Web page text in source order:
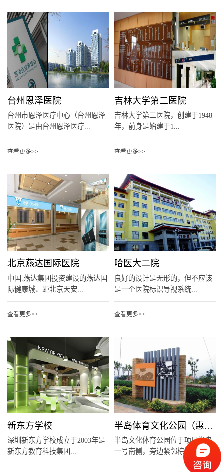
台州恩泽医院
台州市恩泽医疗中心（台州恩泽
医院）是由台州恩泽医疗...
查看更多>>
吉林大学第二医院
吉林大学第二医院，创建于1948
年，前身是始建于1...
查看更多>>
北京燕达国际医院
中国.燕达集团投资建设的燕达国
际健康城、距北京天安...
查看更多>>
哈医大二院
良好的设计是无形的，但不应该
是一个医院标识导视系统...
查看更多>>
新东方学校
深圳新东方学校成立于2003年是
新东方教育科技集团...
半岛体育文化公园（惠阳）
半岛文化体育公园位于项目半岛
一号南侧，旁边紧邻棕榈...